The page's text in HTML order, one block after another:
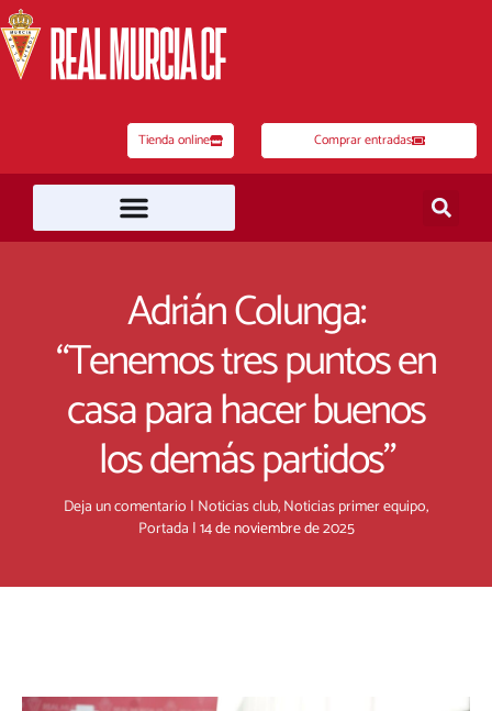
al
contenido
Tienda online Comprar entradas
Adrián Colunga:
“Tenemos tres puntos en
casa para hacer buenos
los demás partidos”
Deja un comentario | Noticias club,Noticias primer equipo,
Portada |14 de noviembre de 2025